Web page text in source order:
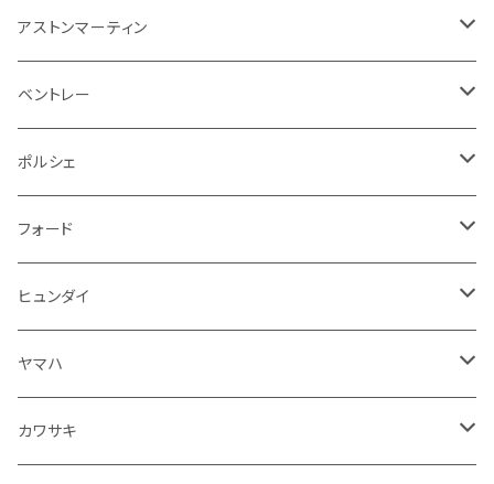
ステアリング
ステアリングホイールカバー
修理ツール
運転席周り
アームレスト
ドア回り
ホーン
キーホルダー
収納用品
灰皿・ゴミ箱
インテリアパネル
オーディオ系
その他
ケーブル系
排気系
ガスケット
通信系
吸気系
エアフィルター
アームレスト
シフトレバー
その他
冷却系
ラジエーター
泥除け
ワイパー
その他
シフトノブ
運転席周り
ドア回り
アームレスト
ライト系
ウインカー
シフトノブ
フロアマット
トランクマット
アストンマーティン
フロアマット
ベントレー
フロアマット
外装
グリル
ポルシェ
フロアマット
その他
フォード
フロアマット
ダッシュボード
ドア回り
ヒュンダイ
フロアマット
ヤマハ
電装系
カワサキ